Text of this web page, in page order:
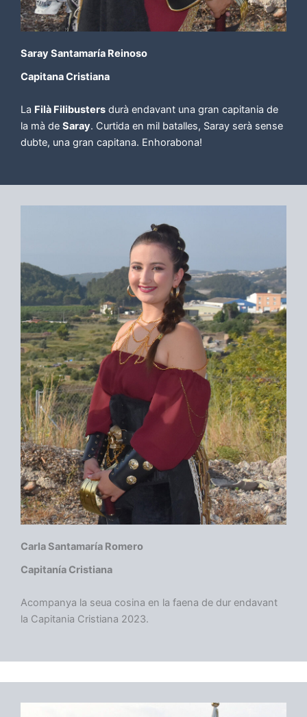
Saray Santamaría Reinoso
Capitana Cristiana
La Filà Filibusters durà endavant una gran capitania de
la mà de Saray. Curtida en mil batalles, Saray serà sense
dubte, una gran capitana. Enhorabona!
Carla Santamaría Romero
Capitanía Cristiana
Acompanya la seua cosina en la faena de dur endavant
la Capitania Cristiana 2023.